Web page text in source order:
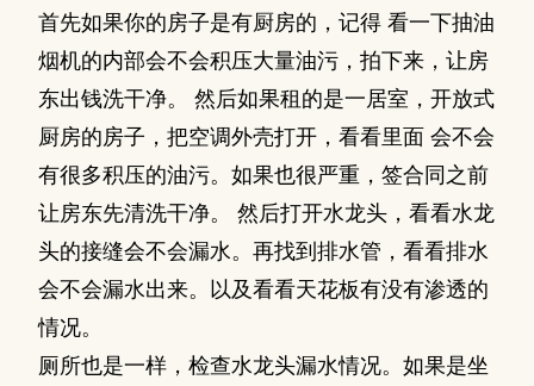
首先如果你的房子是有厨房的，记得 看一下抽油
烟机的内部会不会积压大量油污，拍下来，让房
东出钱洗干净。 然后如果租的是一居室，开放式
厨房的房子，把空调外壳打开，看看里面 会不会
有很多积压的油污。如果也很严重，签合同之前
让房东先清洗干净。 然后打开水龙头，看看水龙
头的接缝会不会漏水。再找到排水管，看看排水
会不会漏水出来。以及看看天花板有没有渗透的
情况。
厕所也是一样，检查水龙头漏水情况。如果是坐